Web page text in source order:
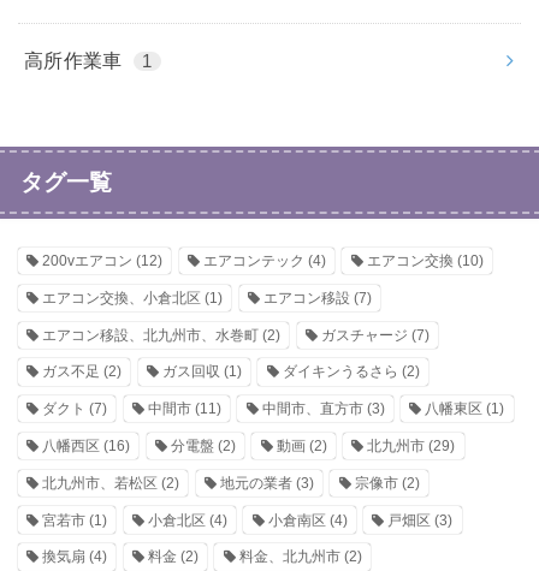
高所作業車 1
タグ一覧
200vエアコン (12) エアコンテック (4) エアコン交換 (10)
エアコン交換、小倉北区 (1) エアコン移設 (7)
エアコン移設、北九州市、水巻町 (2) ガスチャージ (7)
ガス不足 (2) ガス回収 (1) ダイキンうるさら (2)
ダクト (7) 中間市(11) 中間市、直方市(3) 八幡東区 (1)
八幡西区 (16) 分電盤 (2) 動画(2) 北九州市 (29)
北九州市、若松区 (2) 地元の業者(3) 宗像市(2)
宮若市 (1) 小倉北区 (4) 小倉南区 (4) 戸畑区 (3)
換気扇 (4) 料金 (2) 料金、北九州市(2)